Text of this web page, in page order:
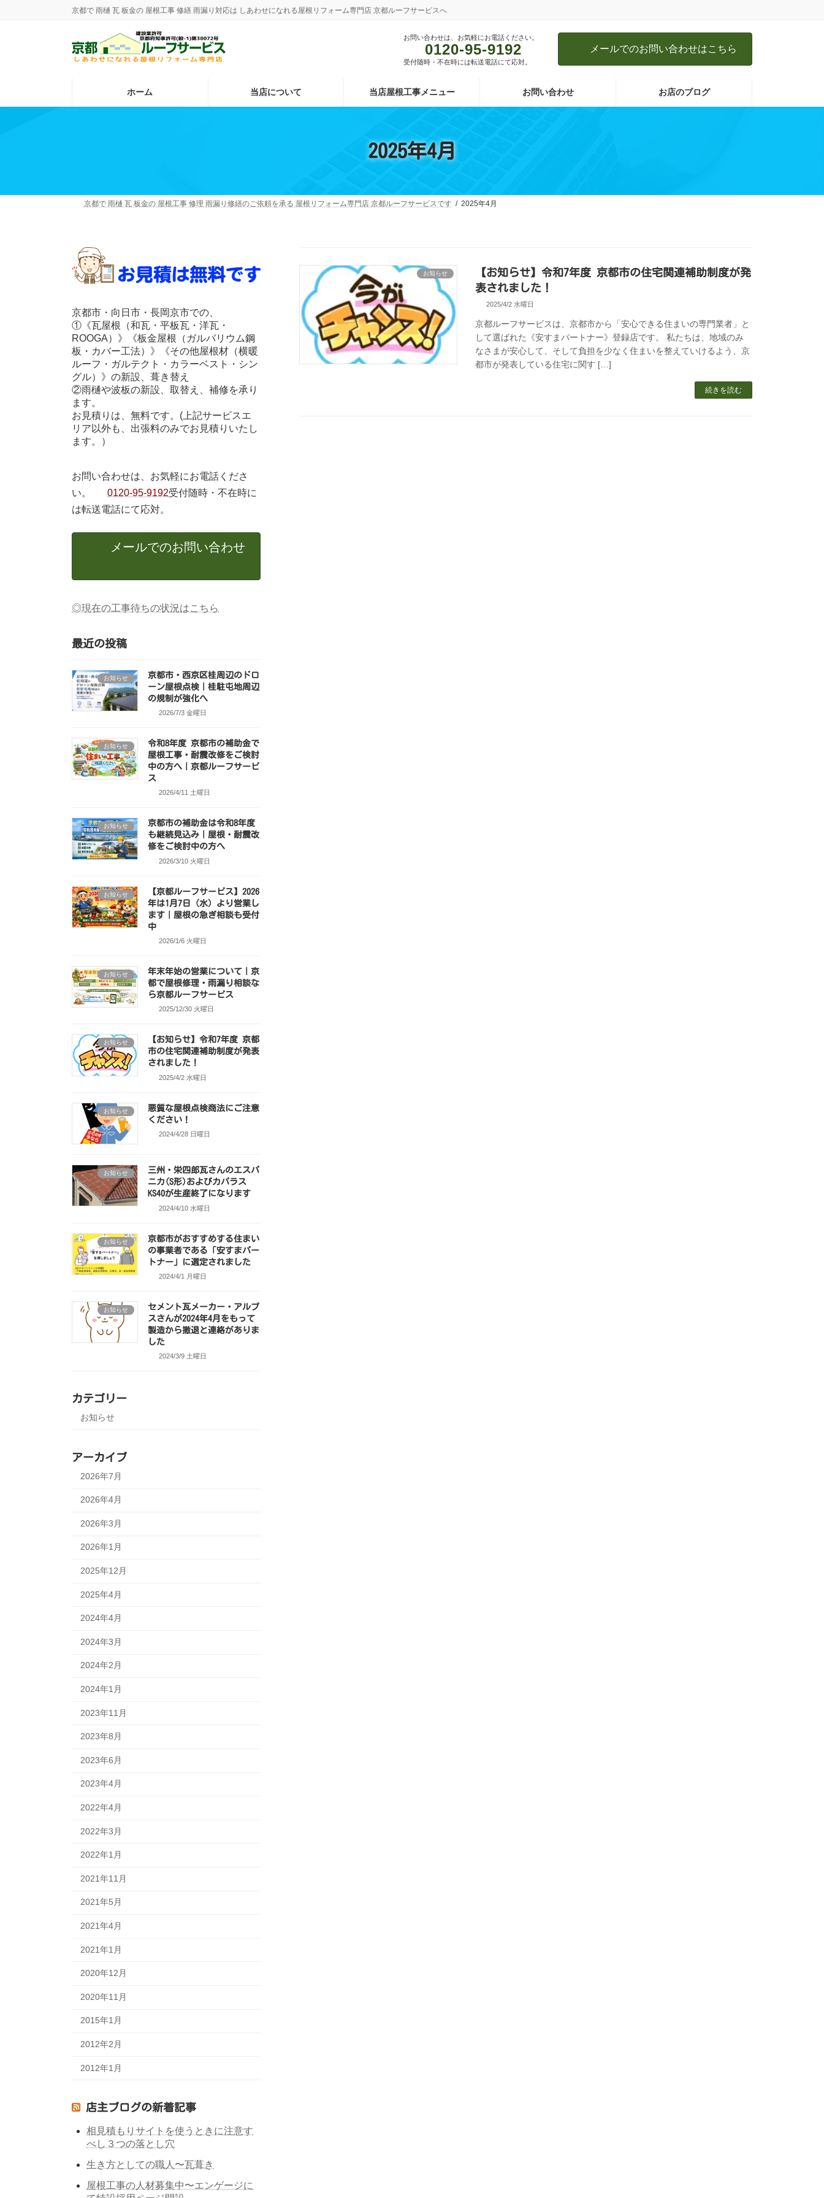
ッ
移
京都で 雨樋 瓦 板金の 屋根工事 修繕 雨漏り対応は しあわせになれる屋根リフォーム専門店 京都ルーフサービスへ
お問い合わせは、お気軽にお電話ください。
0120-95-9192
受付随時・不在時には転送電話にて応対。
メールでのお問い合わせはこちら
ホーム 当店について 当店屋根工事メニュー お問い合わせ お店のブログ
2025年4月
京都で 雨樋 瓦 板金の 屋根工事 修理 雨漏り修繕のご依頼を承る 屋根リフォーム専門店 京都ルーフサービスです 2025年4月
お知らせ
【お知らせ】令和7年度 京都市の住宅関連補助制度が発
表されました！
2025/4/2 水曜日
京都ルーフサービスは、京都市から「安心できる住まいの専門業者」と
して選ばれた《安すまパートナー》登録店です。 私たちは、地域のみ
なさまが安心して、そして負担を少なく住まいを整えていけるよう、京
都市が発表している住宅に関す […]
続きを読む
京都市・向日市・長岡京市での、
①《瓦屋根（和瓦・平板瓦・洋瓦・
ROOGA）》《板金屋根（ガルバリウム鋼
板・カバー工法）》《その他屋根材（横暖
ルーフ・ガルテクト・カラーベスト・シン
グル）》の新設、葺き替え
②雨樋や波板の新設、取替え、補修を承り
ます。
お見積りは、無料です。(上記サービスエ
リア以外も、出張料のみでお見積りいたし
ます。）
お問い合わせは、お気軽にお電話くださ
い。
0120-95-9192受付随時・不在時に
は転送電話にて応対。
メールでのお問い合わせ
◎現在の工事待ちの状況はこちら
最近の投稿
お知らせ
京都市・西京区桂周辺のドロ
ーン屋根点検｜桂駐屯地周辺
の規制が強化へ
2026/7/3 金曜日
お知らせ
令和8年度 京都市の補助金で
屋根工事・耐震改修をご検討
中の方へ｜京都ルーフサービ
ス
2026/4/11 土曜日
お知らせ
京都市の補助金は令和8年度
も継続見込み｜屋根・耐震改
修をご検討中の方へ
2026/3/10 火曜日
お知らせ
【京都ルーフサービス】2026
年は1月7日（水）より営業し
ます｜屋根の急ぎ相談も受付
中
2026/1/6 火曜日
お知らせ
年末年始の営業について｜京
都で屋根修理・雨漏り相談な
ら京都ルーフサービス
2025/12/30 火曜日
お知らせ
【お知らせ】令和7年度 京都
市の住宅関連補助制度が発表
されました！
2025/4/2 水曜日
お知らせ
悪質な屋根点検商法にご注意
ください！
2024/4/28 日曜日
お知らせ
三州・栄四郎瓦さんのエスパ
ニカ(S形)およびカパラス
KS40が生産終了になります
2024/4/10 水曜日
お知らせ
京都市がおすすめする住まい
の事業者である「安すまパー
トナー」に選定されました
2024/4/1 月曜日
お知らせ
セメント瓦メーカー・アルプ
スさんが2024年4月をもって
製造から撤退と連絡がありま
した
2024/3/9 土曜日
カテゴリー
お知らせ
アーカイブ
2026年7月
2026年4月
2026年3月
2026年1月
2025年12月
2025年4月
2024年4月
2024年3月
2024年2月
2024年1月
2023年11月
2023年8月
2023年6月
2023年4月
2022年4月
2022年3月
2022年1月
2021年11月
2021年5月
2021年4月
2021年1月
2020年12月
2020年11月
2015年1月
2012年2月
2012年1月
店主ブログの新着記事
相見積もりサイトを使うときに注意す
べし３つの落とし穴
生き方としての職人〜瓦葺き
屋根工事の人材募集中〜エンゲージに